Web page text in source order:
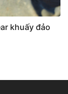
khuấy đảo